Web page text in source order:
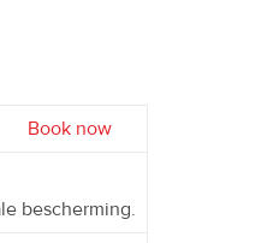
Book now
bescherming.